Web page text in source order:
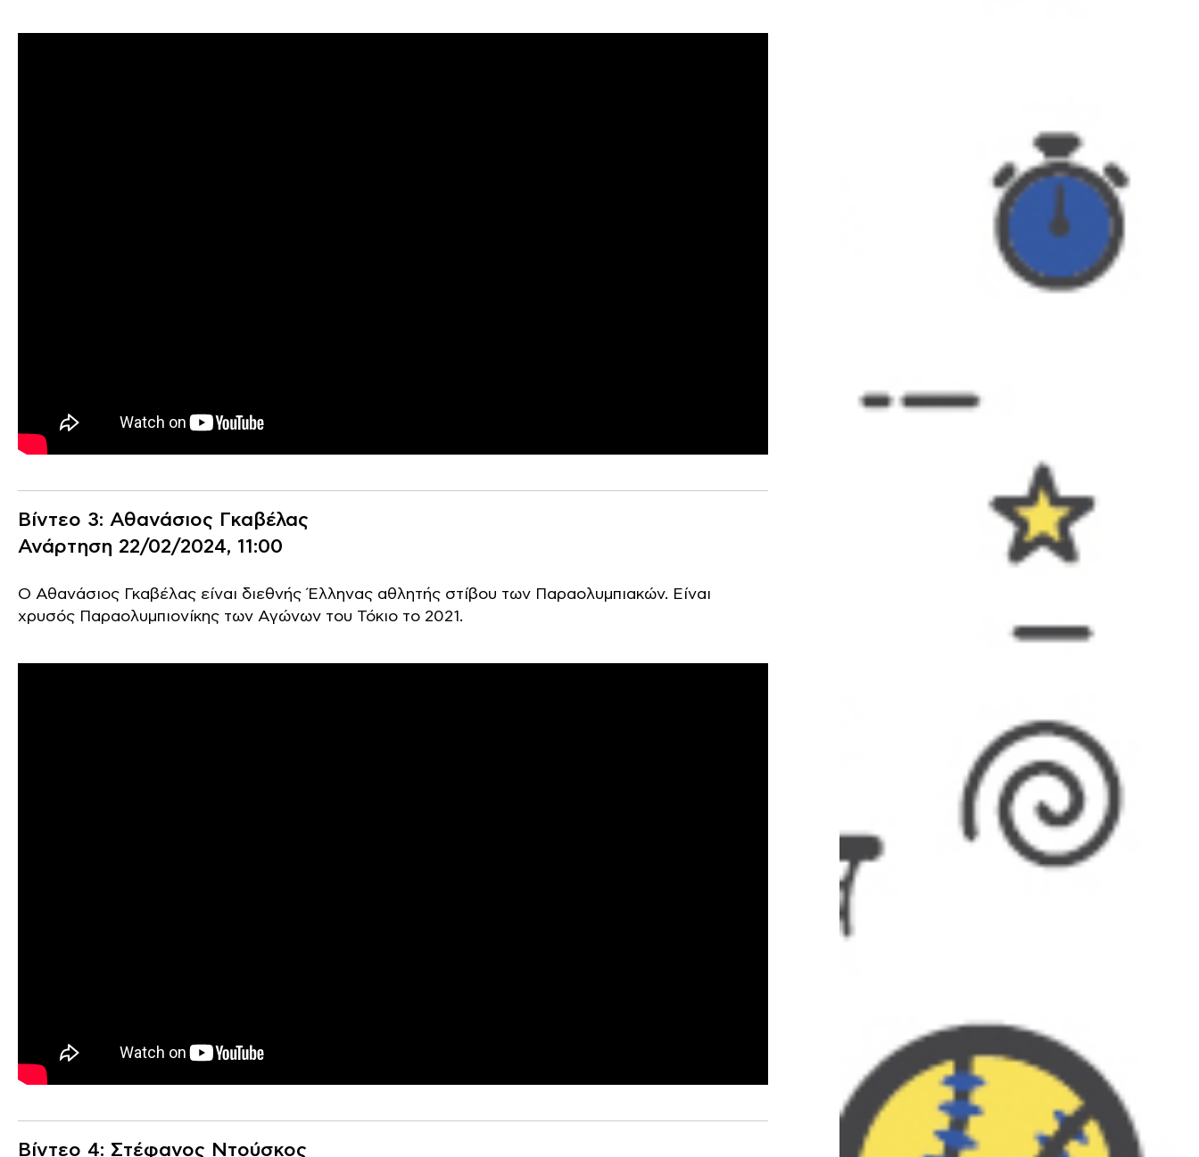
Βίντεο 3: Αθανάσιος Γκαβέλας
Ανάρτηση 22/02/2024, 11:00
Ο Αθανάσιος Γκαβέλας είναι διεθνής Έλληνας αθλητής στίβου των Παραολυμπιακών. Είναι
χρυσός Παραολυμπιονίκης των Αγώνων του Τόκιο το 2021.
Βίντεο 4: Στέφανος Ντούσκος